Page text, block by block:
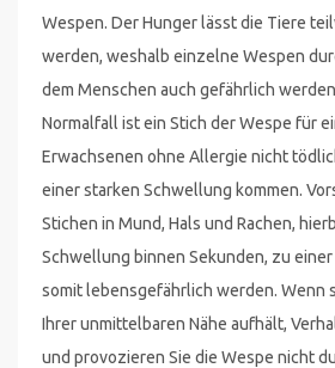
Wespen. Der Hunger lässt die Tiere
werden, weshalb einzelne Wespen
dem Menschen auch gefährlich
Normalfall ist ein Stich der Wespe für
Erwachsenen ohne Allergie nicht
einer starken Schwellung kommen.
Stichen in Mund, Hals und Rachen,
Schwellung binnen Sekunden, zu
somit lebensgefährlich werden. Wenn
Ihrer unmittelbaren Nähe aufhält,
und provozieren Sie die Wespe nicht